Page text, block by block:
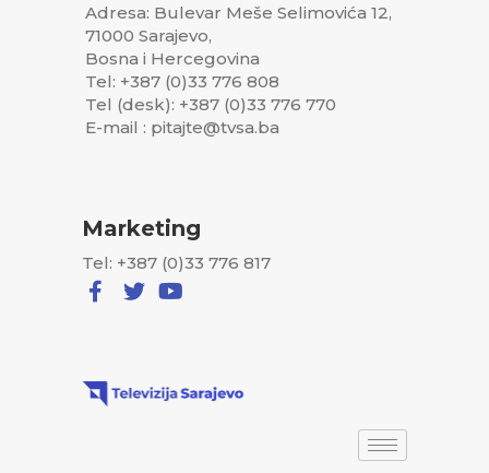
Adresa: Bulevar Meše Selimovića 12,
71000 Sarajevo,
Bosna i Hercegovina
Tel: +387 (0)33 776 808
Tel (desk): +387 (0)33 776 770
E-mail : pitajte@tvsa.ba
Marketing
Tel: +387 (0)33 776 817